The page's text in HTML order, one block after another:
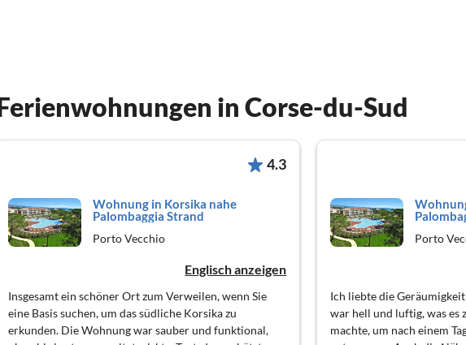
in Corse-du-Sud
4.3
Wohnung in Korsika nahe
Palombaggia Strand
Porto Vecchio
Englisch anzeigen
Insgesamt ein schöner Ort zum Verweilen, wenn Sie
eine Basis suchen, um das südliche Korsika zu
erkunden. Die Wohnung war sauber und funktional,
Porto
Ich liebte die
war hell und luftig, was es
machte, um nach einem